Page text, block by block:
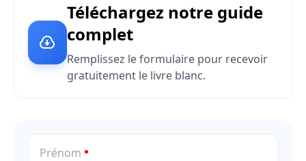
Téléchargez notre guide
complet
Remplissez le formulaire pour recevoir
gratuitement le livre blanc.
Prénom